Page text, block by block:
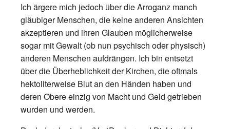
Ich ärgere mich jedoch über die Arroganz manch
gläubiger Menschen, die keine anderen Ansichten
akzeptieren und ihren Glauben möglicherweise
sogar mit Gewalt (ob nun psychisch oder physisch)
anderen Menschen aufdrängen. Ich bin entsetzt
über die Überheblichkeit der Kirchen, die oftmals
hektoliterweise Blut an den Händen haben und
deren Obere einzig von Macht und Geld getrieben
wurden und werden.